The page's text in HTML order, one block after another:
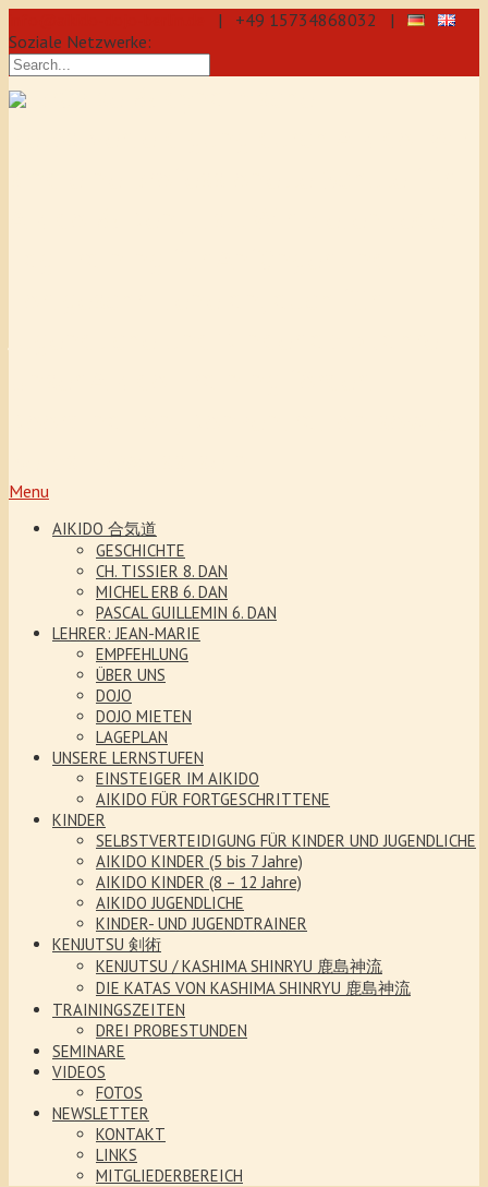
| +49 15734868032 |
Soziale Netzwerke:
Menu
AIKIDO 合気道
GESCHICHTE
CH. TISSIER 8. DAN
MICHEL ERB 6. DAN
PASCAL GUILLEMIN 6. DAN
LEHRER: JEAN-MARIE
EMPFEHLUNG
ÜBER UNS
DOJO
DOJO MIETEN
LAGEPLAN
UNSERE LERNSTUFEN
EINSTEIGER IM AIKIDO
AIKIDO FÜR FORTGESCHRITTENE
KINDER
SELBSTVERTEIDIGUNG FÜR KINDER UND JUGENDLICHE
AIKIDO KINDER (5 bis 7 Jahre)
AIKIDO KINDER (8 – 12 Jahre)
AIKIDO JUGENDLICHE
KINDER- UND JUGENDTRAINER
KENJUTSU 剣術
KENJUTSU / KASHIMA SHINRYU 鹿島神流
DIE KATAS VON KASHIMA SHINRYU 鹿島神流
TRAININGSZEITEN
DREI PROBESTUNDEN
SEMINARE
VIDEOS
FOTOS
NEWSLETTER
KONTAKT
LINKS
MITGLIEDERBEREICH